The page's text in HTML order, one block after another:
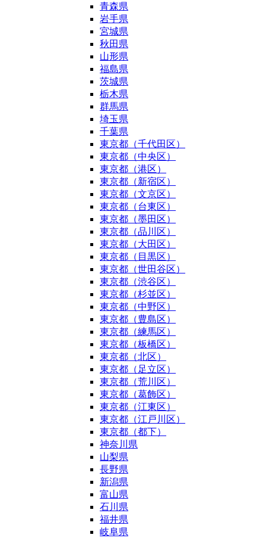
青森県
岩手県
宮城県
秋田県
山形県
福島県
茨城県
栃木県
群馬県
埼玉県
千葉県
東京都（千代田区）
東京都（中央区）
東京都（港区）
東京都（新宿区）
東京都（文京区）
東京都（台東区）
東京都（墨田区）
東京都（品川区）
東京都（大田区）
東京都（目黒区）
東京都（世田谷区）
東京都（渋谷区）
東京都（杉並区）
東京都（中野区）
東京都（豊島区）
東京都（練馬区）
東京都（板橋区）
東京都（北区）
東京都（足立区）
東京都（荒川区）
東京都（葛飾区）
東京都（江東区）
東京都（江戸川区）
東京都（都下）
神奈川県
山梨県
長野県
新潟県
富山県
石川県
福井県
岐阜県